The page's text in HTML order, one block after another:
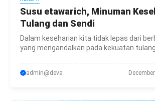
Susu etawarich, Minuman
Tulang dan Sendi
Dalam keseharian kita tidak lepas dari
yang mengandalkan pada kekuatan tulang
admin@deva